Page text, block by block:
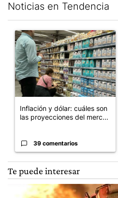
Noticias en Tendencia
Un artículo de tendencia con el
Inflación y dólar: cuáles son
las proyecciones del merc...
39 comentarios